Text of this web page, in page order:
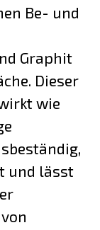
Be- und
Graphit
Dieser
wie
und lässt